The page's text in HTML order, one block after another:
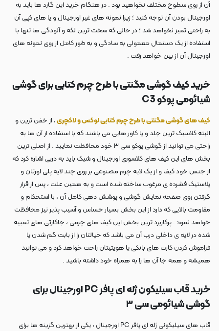
آن از روی سطوح مختلف نخواهید بود . در هنگام خرید این گارد ها باید به
اورجینال بودن آن توجه کنید ؛ زیرا نمونه های غیر اورجینال و یا های کپی آن
به راحتی تمیز نخواهد شد ؛ در حالی که سخت ترین لکه و آلودگی ها تنها با
استفاده از یک دستمال معمولی به سادگی و به طور کامل از روی نمونه های
اورجینال آن از بین خواهد رفت .
خرید کیف گوشی مگنتی با طرح چرم کتابی برای گوشی
شیائومی پوکو C3
کیف های گوشی مگنتی با طرح چرم کتابی لوکس و لاکچری، از خفن ترین و
البته کلاسیک ترین جلد و یا کاور هایی می باشند که با استفاده از آن ها به
راحتی می توانید از گوشی پوکو سی ۳ خود محافظت نمایید . از اصلی ترین
بخش های این کیف های کلاسوری اورجینال و شیک باید به دربی اشاره کرد که
از جنس خود کیف و از یک لایه چرم مصنوعی بر روی چند لایه پلی اورتان و
پلاستیک فشرده ی مرغوب ساخته شده است و به همین علت ، پس از قرار
گرفتن روی صفحه نمایش گوشی و پوشش دهی کامل آن ، با استحکام و
مقاومت بالایی که دارد از این بخش بسیار حساس و آسیب پذیر نیز محافظت
خواهد نمود . پرکاربرد ترین بخش این کیف های چرمی ، جاکارتی های تعبیه
شده در لایه ی داخلی درب آن می باشد که خیالتان را از بابت گم شدن یا
فراموش کردن کارت های بانکی یا هویتیتان راحت خواهد کرد و می توانید
همیشه و همه جا آن ها را به همراه خود داشته باشید .
خرید قاب سیلیکون ژله ای پافر PC اورجینال برای
گوشی شیائومی سی ۳
قاب های سیلیکونی ژله ای پافر PC اورجینال ، یکی از بهترین گزینه ها برای